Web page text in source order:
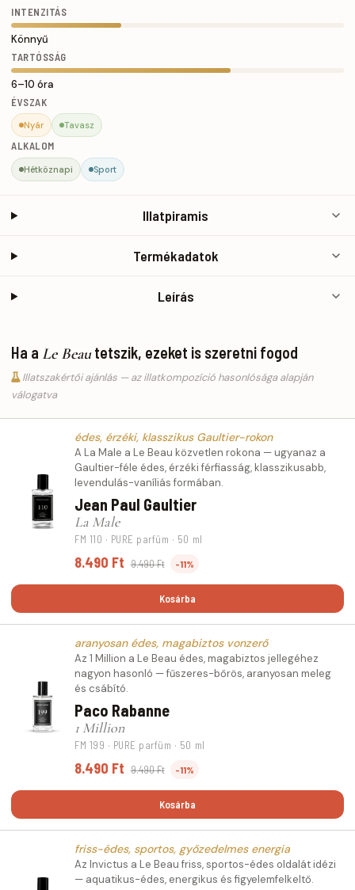
INTENZITÁS
Könnyű
TARTÓSSÁG
6–10 óra
ÉVSZAK
Nyár Tavasz
ALKALOM
Hétköznapi Sport
Illatpiramis
Termékadatok
Leírás
Ha a Le Beautetszik, ezeket is szeretni fogod
Illatszakértői ajánlás — az illatkompozíció hasonlósága alapján
válogatva
édes, érzéki, klasszikus Gaultier-rokon
A La Male a Le Beau közvetlen rokona — ugyanaz a
Gaultier-féle édes, érzéki férfiasság, klasszikusabb,
levendulás-vaníliás formában.
Jean Paul Gaultier
La Male
FM 110 · PURE parfüm · 50 ml
8.490 Ft 9.490 Ft -11%
Kosárba
aranyosan édes, magabiztos vonzerő
Az 1 Million a Le Beau édes, magabiztos jellegéhez
nagyon hasonló — fűszeres-bőrös, aranyosan meleg
és csábító.
Paco Rabanne
1 Million
FM 199 · PURE parfüm · 50 ml
8.490 Ft 9.490 Ft -11%
Kosárba
friss-édes, sportos, győzedelmes energia
Az Invictus a Le Beau friss, sportos-édes oldalát idézi
— aquatikus-édes, energikus és figyelemfelkeltő.